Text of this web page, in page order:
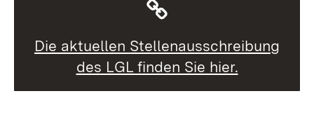
Die aktuellen Stellenausschreibung
des LGL finden Sie hier.